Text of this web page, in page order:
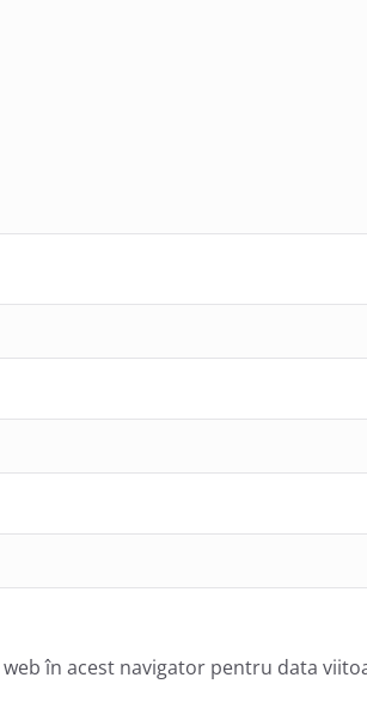
în acest navigator pentru data